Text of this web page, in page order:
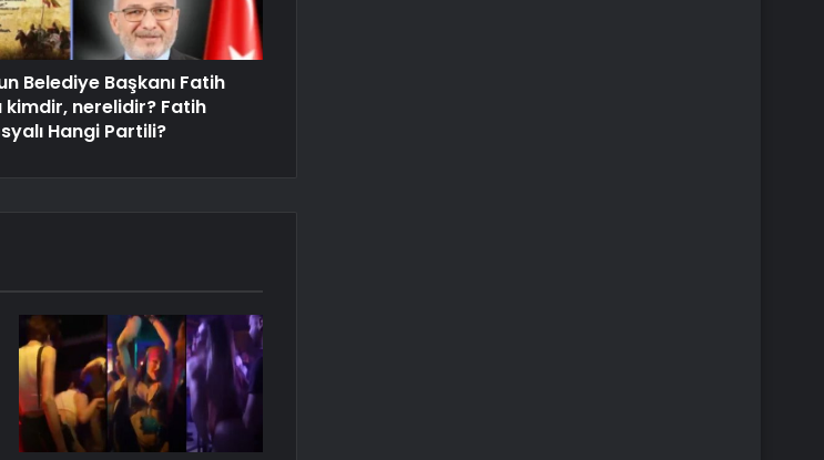
Belediye Başkanı Fatih
kimdir, nerelidir? Fatih
Hangi Partili?